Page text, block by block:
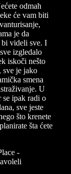
odmah
će vam biti
je da
bi videli sve. I
izgledalo
iskoči nešto
sve je jako
smena
U
ipak radi o
sve jeste
što krenete
šta ćete